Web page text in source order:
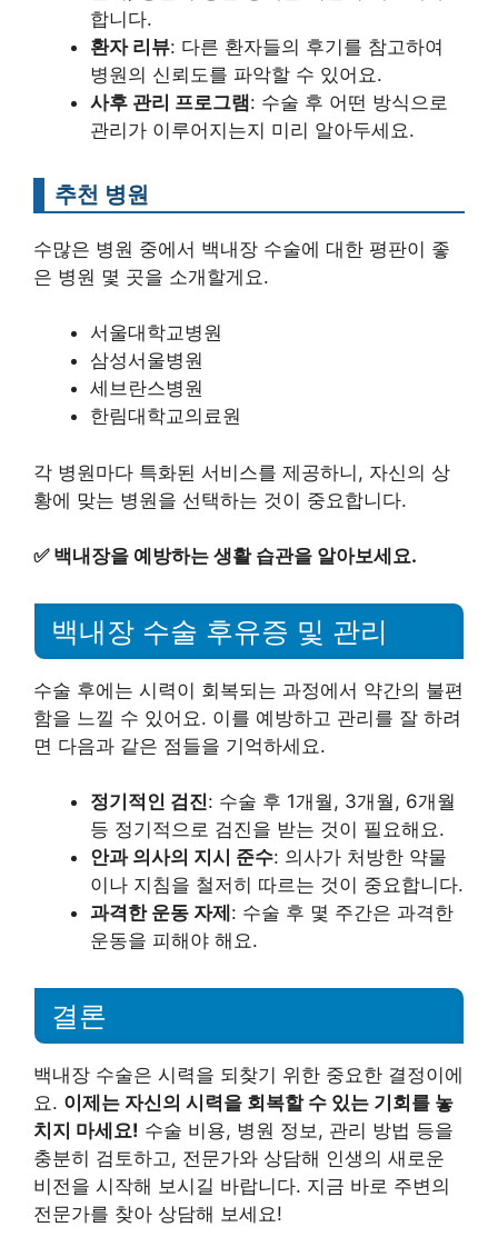
합니다.
환자 리뷰: 다른 환자들의 후기를 참고하여
병원의 신뢰도를 파악할 수 있어요.
사후 관리 프로그램: 수술 후 어떤 방식으로
관리가 이루어지는지 미리 알아두세요.
추천 병원
수많은 병원 중에서 백내장 수술에 대한 평판이 좋
은 병원 몇 곳을 소개할게요.
서울대학교병원
삼성서울병원
세브란스병원
한림대학교의료원
각 병원마다 특화된 서비스를 제공하니, 자신의 상
황에 맞는 병원을 선택하는 것이 중요합니다.
✅ 백내장을 예방하는 생활 습관을 알아보세요.
백내장 수술 후유증 및 관리
수술 후에는 시력이 회복되는 과정에서 약간의 불편
함을 느낄 수 있어요. 이를 예방하고 관리를 잘 하려
면 다음과 같은 점들을 기억하세요.
정기적인 검진: 수술 후 1개월, 3개월, 6개월
등 정기적으로 검진을 받는 것이 필요해요.
안과 의사의 지시 준수: 의사가 처방한 약물
이나 지침을 철저히 따르는 것이 중요합니다.
과격한 운동 자제 : 수술 후 몇 주간은 과격한
운동을 피해야 해요.
결론
백내장 수술은 시력을 되찾기 위한 중요한 결정이에
요. 이제는 자신의 시력을 회복할 수 있는 기회를 놓
치지 마세요! 수술 비용, 병원 정보, 관리 방법 등을
충분히 검토하고, 전문가와 상담해 인생의 새로운
비전을 시작해 보시길 바랍니다. 지금 바로 주변의
전문가를 찾아 상담해 보세요!